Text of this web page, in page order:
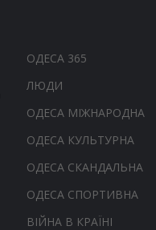
ОДЕСА 365
ЛЮДИ
ОДЕСА МІЖНАРОДНА
ОДЕСА КУЛЬТУРНА
ОДЕСА СКАНДАЛЬНА
ОДЕСА СПОРТИВНА
ВІЙНА В КРАЇНІ